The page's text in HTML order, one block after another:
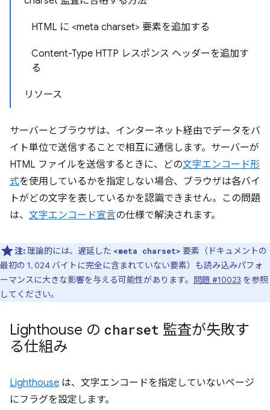
HTML に <meta charset> 要素を追加する
Content-Type HTTP レスポンス ヘッダーを追加す
る
リソース
サーバーとブラウザは、インターネット経由でデータをバ
イト単位で送信することで相互に通信します。サーバーが
HTML ファイルを送信するときに、どの文字エンコード形
式を使用しているかを指定しない場合、ブラウザは各バイ
トがどの文字を表しているかを認識できません。この問題
は、 文字エンコード宣言の仕様で解決されます。
注:理論的には、遅延した <meta charset> 要素（ドキュメントの
最初の 1, 024 バイトに完全に含まれていない要素）も読み込みパフォ
ーマンスに大きな影響を与える可能性があります。 問題 #10023 を参照
してください。
Lighthouse の charset 監査が失敗す
る仕組み
Lighthouse は、文字エンコードを指定していないページ
にフラグを設定します。